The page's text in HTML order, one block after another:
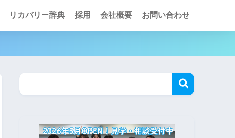
リカバリー辞典 採用 会社概要 お問い合わせ